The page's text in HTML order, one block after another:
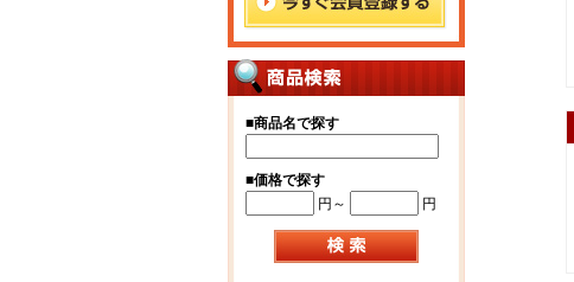
■商品名で探す
■価格で探す
円～
円